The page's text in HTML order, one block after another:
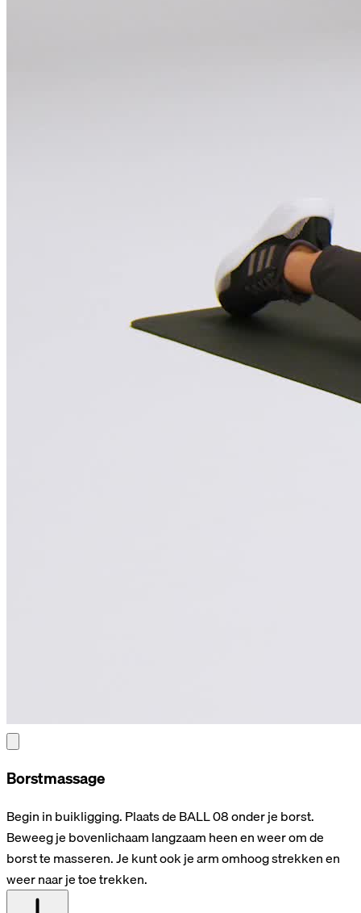
Borstmassage
Begin in buikligging. Plaats de BALL 08 onder je borst.
Beweeg je bovenlichaam langzaam heen en weer om de
borst te masseren. Je kunt ook je arm omhoog strekken en
weer naar je toe trekken.